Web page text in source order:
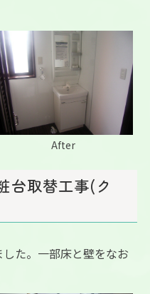
After
台取替工事(ク
た。一部床と壁をなお